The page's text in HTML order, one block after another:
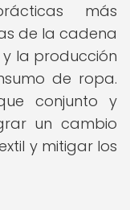
más
de la cadena
y la producción
de ropa.
conjunto y
un cambio
y mitigar los